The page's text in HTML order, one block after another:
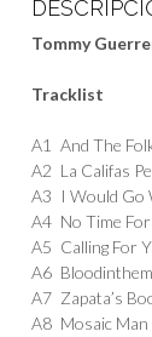
Tommy
Tracklist
A1 And The
A2 La Califas
A3 I Would Go
A4 No Time
A5 Calling For
A6
A7 Zapata’s
A8 Mosaic Man